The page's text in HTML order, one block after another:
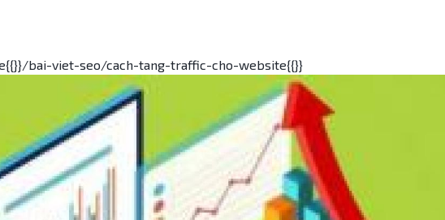
bai-viet-seo/cach-tang-traffic-cho-website{{}}